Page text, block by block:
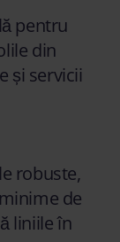
pentru
din
și servicii
robuste,
de
liniile în